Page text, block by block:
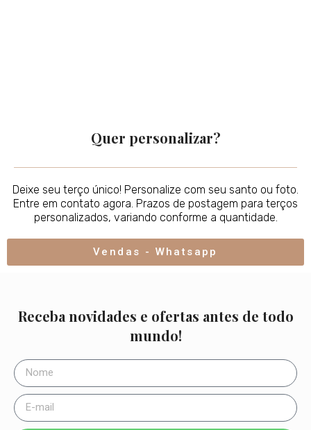
Quer personalizar?
Deixe seu terço único! Personalize com seu santo ou foto.
Entre em contato agora. Prazos de postagem para terços
personalizados, variando conforme a quantidade.
Vendas - Whatsapp
Receba novidades e ofertas antes de todo
mundo!